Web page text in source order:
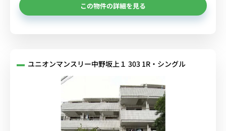
この物件の詳細を見る
ユニオンマンスリー中野坂上１ 303 1R・シングル